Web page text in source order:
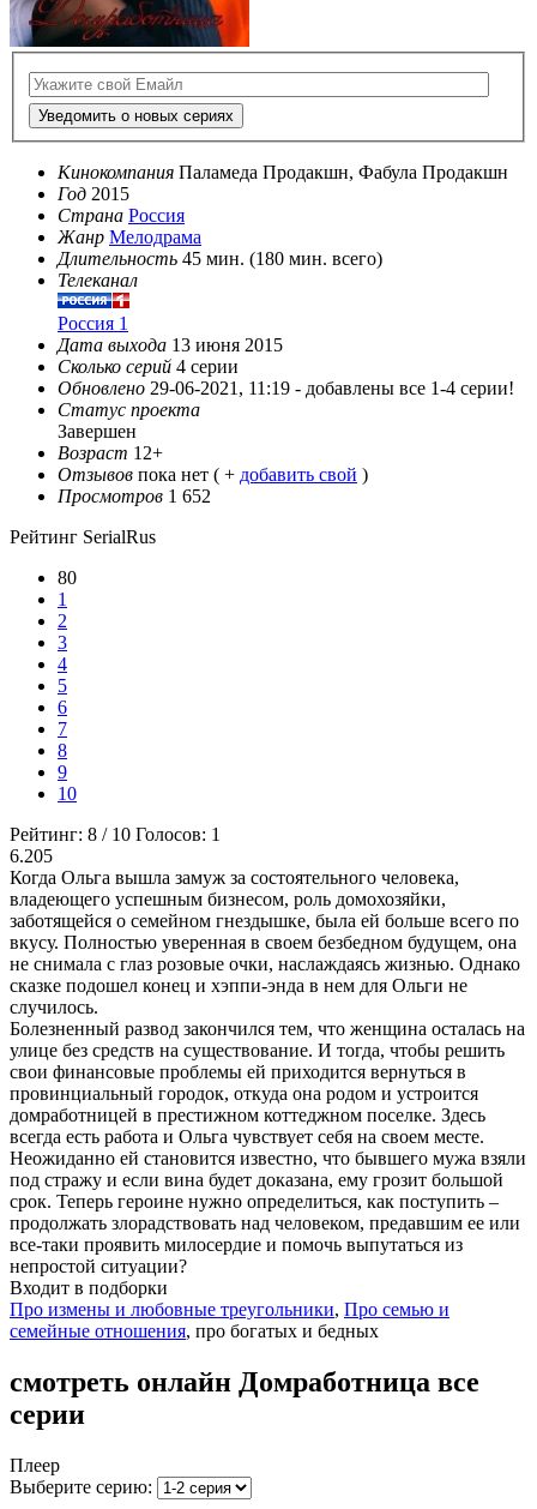
Уведомить о новых сериях
Кинокомпания Паламеда Продакшн, Фабула Продакшн
Год 2015
Страна Россия
Жанр Мелодрама
Длительность 45 мин. (180 мин. всего)
Телеканал
Россия 1
Дата выхода 13 июня 2015
Сколько серий 4 серии
Обновлено 29-06-2021, 11:19 - добавлены все 1-4 серии!
Статус проекта
Завершен
Возраст 12+
Отзывов пока нет ( + добавить свой )
Просмотров 1 652
Рейтинг SerialRus
80
1
2
3
4
5
6
7
8
9
10
Рейтинг: 8 / 10 Голосов: 1
6.205
Когда Ольга вышла замуж за состоятельного человека,
владеющего успешным бизнесом, роль домохозяйки,
заботящейся о семейном гнездышке, была ей больше всего по
вкусу. Полностью уверенная в своем безбедном будущем, она
не снимала с глаз розовые очки, наслаждаясь жизнью. Однако
сказке подошел конец и хэппи-энда в нем для Ольги не
случилось.
Болезненный развод закончился тем, что женщина осталась на
улице без средств на существование. И тогда, чтобы решить
свои финансовые проблемы ей приходится вернуться в
провинциальный городок, откуда она родом и устроится
домработницей в престижном коттеджном поселке. Здесь
всегда есть работа и Ольга чувствует себя на своем месте.
Неожиданно ей становится известно, что бывшего мужа взяли
под стражу и если вина будет доказана, ему грозит большой
срок. Теперь героине нужно определиться, как поступить –
продолжать злорадствовать над человеком, предавшим ее или
все-таки проявить милосердие и помочь выпутаться из
непростой ситуации?
Входит в подборки
Про измены и любовные треугольники, Про семью и
семейные отношения, про богатых и бедных
смотреть онлайн Домработница все
серии
Плеер
Выберите серию: